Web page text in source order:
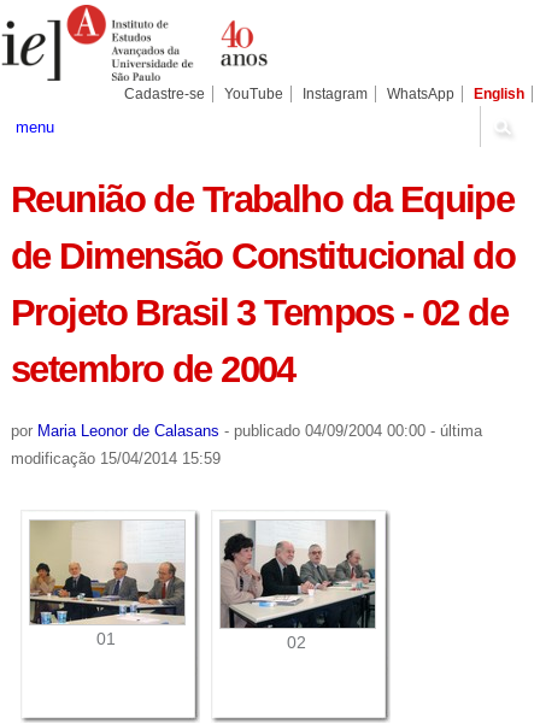
para
conteúdo.
Pessoais
Cadastre-se YouTube Instagram WhatsApp English
menu
Reunião de Trabalho da Equipe
de Dimensão Constitucional do
Projeto Brasil 3 Tempos - 02 de
setembro de 2004
por Maria Leonor de Calasans - publicado04/09/2004 00:00 - última
modificação15/04/2014 15:59
01 02